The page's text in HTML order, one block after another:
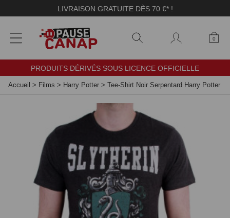
LIVRAISON GRATUITE DÈS 70 €* !
0
PRODUITS DÉRIVÉS SOUS LICENCE OFFICIELLE
Accueil > Films > Harry Potter > Tee-Shirt Noir Serpentard Harry Potter
Panneau de gestion des cookies